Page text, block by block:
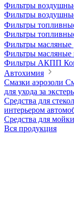
Фильтры
Фильтры
Фильтры
Фильтры
Фильтры масляные
Фильтры масляные
Фильтры АКПП
Автохимия
Смазки аэрозоли
для ухода за
Средства для
интерьером
Средства для
Вся продукция